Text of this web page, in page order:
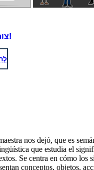
צור משלך!
nos dejó, que es
que estudia el
Se centra en cómo los
conceptos, objetos,